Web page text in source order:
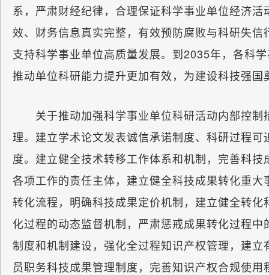
系，严肃财经纪律，合理保证科学事业单位经济
效、财务信息真实完整，有效预防腐败与科研失
支持科学事业单位高质量发展。到2035年，各科
推动单位科研能力提升更加有效，为建设科技强国
关于推动加强科学事业单位科研活动内部控制
理。建立学术论文发表诚信承诺制度、科研过程
度。建立健全技术转移工作体系和机制，完善科
各项工作的责任主体，建立健全科技成果转化重
转化流程，明确科技成果定价机制，建立健全转
化过程的动态监督机制，严肃惩戒成果转化过程
制度和机制建设，强化全过程知识产权管理，建
员职务科技成果管理制度，完善知识产权合规使